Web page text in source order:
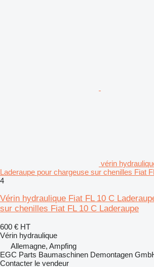
vérin
Laderaupe pour chargeuse sur chenilles Fiat
4
Vérin hydraulique Fiat FL 10 C
sur chenilles Fiat FL 10 C Laderaupe
600 € HT
Vérin hydraulique
Allemagne, Ampfing
EGC Parts Baumaschinen Demontagen
Contacter le vendeur